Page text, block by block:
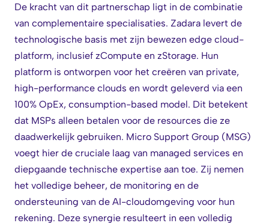
De kracht van dit partnerschap ligt in de combinatie
van complementaire specialisaties. Zadara levert de
technologische basis met zijn bewezen edge cloud-
platform, inclusief zCompute en zStorage. Hun
platform is ontworpen voor het creëren van private,
high-performance clouds en wordt geleverd via een
100% OpEx, consumption-based model. Dit betekent
dat MSPs alleen betalen voor de resources die ze
daadwerkelijk gebruiken. Micro Support Group (MSG)
voegt hier de cruciale laag van managed services en
diepgaande technische expertise aan toe. Zij nemen
het volledige beheer, de monitoring en de
ondersteuning van de AI-cloudomgeving voor hun
rekening. Deze synergie resulteert in een volledig